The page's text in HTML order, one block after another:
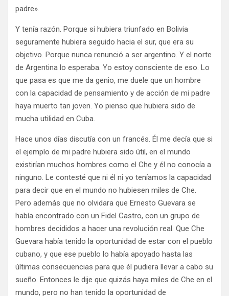
padre».
Y tenía razón. Porque si hubiera triunfado en Bolivia
seguramente hubiera seguido hacia el sur, que era su
objetivo. Porque nunca renunció a ser argentino. Y el norte
de Argentina lo esperaba. Yo estoy consciente de eso. Lo
que pasa es que me da genio, me duele que un hombre
con la capacidad de pensamiento y de acción de mi padre
haya muerto tan joven. Yo pienso que hubiera sido de
mucha utilidad en Cuba.
Hace unos días discutía con un francés. Él me decía que si
el ejemplo de mi padre hubiera sido útil, en el mundo
existirían muchos hombres como el Che y él no conocía a
ninguno. Le contesté que ni él ni yo teníamos la capacidad
para decir que en el mundo no hubiesen miles de Che.
Pero además que no olvidara que Ernesto Guevara se
había encontrado con un Fidel Castro, con un grupo de
hombres decididos a hacer una revolución real. Que Che
Guevara había tenido la oportunidad de estar con el pueblo
cubano, y que ese pueblo lo había apoyado hasta las
últimas consecuencias para que él pudiera llevar a cabo su
sueño. Entonces le dije que quizás haya miles de Che en el
mundo, pero no han tenido la oportunidad de